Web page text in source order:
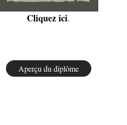
Cliquez ici.